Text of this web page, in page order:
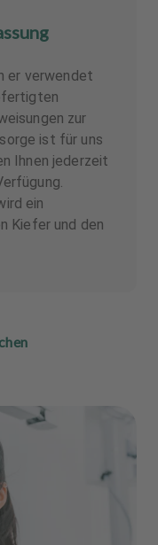
er verwendet
zur
ist für uns
Ihnen jederzeit
ein
Kiefer und den